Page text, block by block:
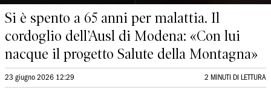
Si è spento a 65 anni per malattia. Il
cordoglio dell’Ausl di Modena: «Con lui
nacque il progetto Salute della Montagna»
23 giugno 2026 12:29 2 MINUTI DI LETTURA